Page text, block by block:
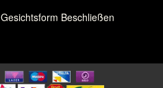
Gesichtsform Beschließen